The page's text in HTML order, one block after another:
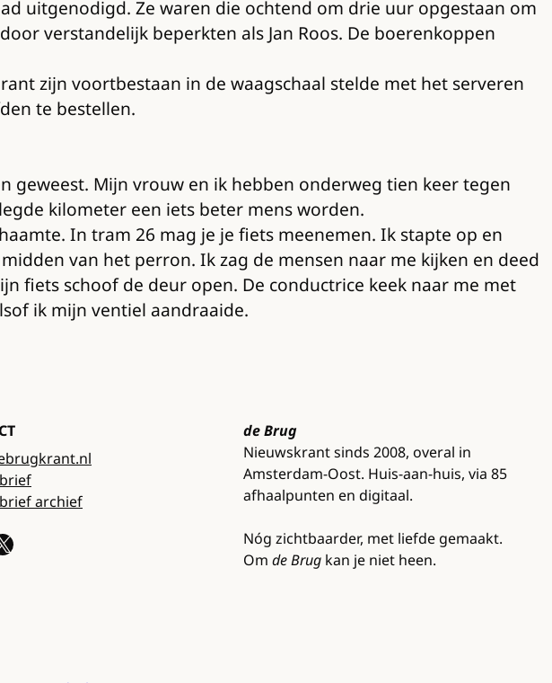
uitgenodigd. Ze waren die ochtend om drie uur opgestaan om
verstandelijk beperkten als Jan Roos. De boerenkoppen
zijn voortbestaan in de waagschaal stelde met het serveren
te bestellen.
geweest. Mijn vrouw en ik hebben onderweg tien keer tegen
kilometer een iets beter mens worden.
In tram 26 mag je je fiets meenemen. Ik stapte op en
van het perron. Ik zag de mensen naar me kijken en deed
fiets schoof de deur open. De conductrice keek naar me met
ik mijn ventiel aandraaide.
archief
de Brug
Nieuwskrant sinds 2008, overal in
Amsterdam-Oost. Huis-aan-huis, via 85
afhaalpunten en digitaal.
Nóg zichtbaarder, met liefde gemaakt.
Om de Brug kan je niet heen.